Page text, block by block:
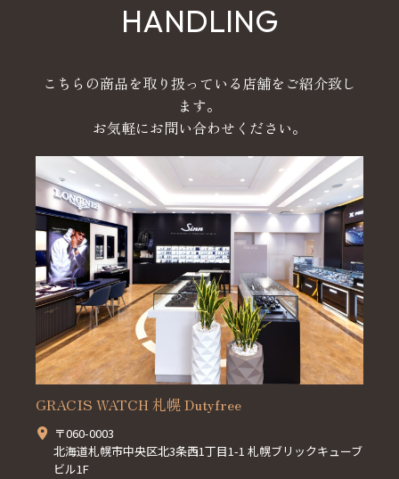
HANDLING
こちらの商品を取り扱っている店舗をご紹介致し
ます。
お気軽にお問い合わせください。
GRACIS WATCH 札幌 Dutyfree
〒060-0003
北海道札幌市中央区北3条西1丁目1-1 札幌ブリックキューブ
ビル1F